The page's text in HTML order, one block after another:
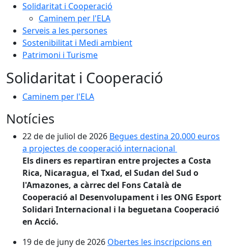
Solidaritat i Cooperació
Caminem per l'ELA
Serveis a les persones
Sostenibilitat i Medi ambient
Patrimoni i Turisme
Solidaritat i Cooperació
Caminem per l'ELA
Notícies
22 de de juliol de 2026 Begues destina 20.000 euros
a projectes de cooperació internacional
Els diners es repartiran entre projectes a Costa
Rica, Nicaragua, el Txad, el Sudan del Sud o
l'Amazones, a càrrec del Fons Català de
Cooperació al Desenvolupament i les ONG Esport
Solidari Internacional i la beguetana Cooperació
en Acció.
19 de de juny de 2026 Obertes les inscripcions en